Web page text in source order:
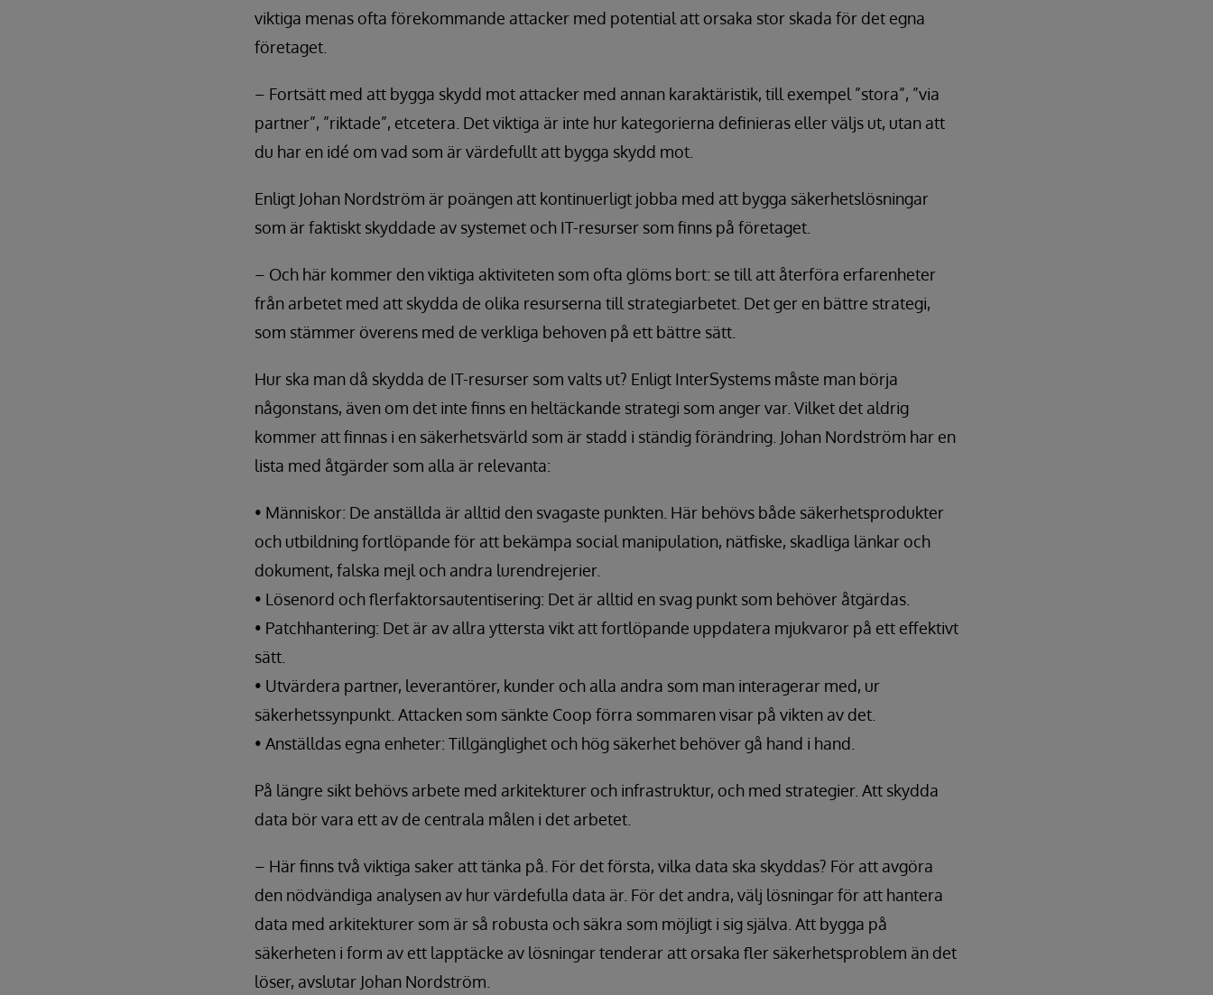
viktiga menas ofta förekommande attacker med potential att orsaka stor skada för det egna
företaget.
– Fortsätt med att bygga skydd mot attacker med annan karaktäristik, till exempel ”stora”, ”via
partner”, ”riktade”, etcetera. Det viktiga är inte hur kategorierna definieras eller väljs ut, utan att
du har en idé om vad som är värdefullt att bygga skydd mot.
Enligt Johan Nordström är poängen att kontinuerligt jobba med att bygga säkerhetslösningar
som är faktiskt skyddade av systemet och IT-resurser som finns på företaget.
– Och här kommer den viktiga aktiviteten som ofta glöms bort: se till att återföra erfarenheter
från arbetet med att skydda de olika resurserna till strategiarbetet. Det ger en bättre strategi,
som stämmer överens med de verkliga behoven på ett bättre sätt.
Hur ska man då skydda de IT-resurser som valts ut? Enligt InterSystems måste man börja
någonstans, även om det inte finns en heltäckande strategi som anger var. Vilket det aldrig
kommer att finnas i en säkerhetsvärld som är stadd i ständig förändring. Johan Nordström har en
lista med åtgärder som alla är relevanta:
• Människor: De anställda är alltid den svagaste punkten. Här behövs både säkerhetsprodukter
och utbildning fortlöpande för att bekämpa social manipulation, nätfiske, skadliga länkar och
dokument, falska mejl och andra lurendrejerier.
• Lösenord och flerfaktorsautentisering: Det är alltid en svag punkt som behöver åtgärdas.
• Patchhantering: Det är av allra yttersta vikt att fortlöpande uppdatera mjukvaror på ett effektivt
sätt.
• Utvärdera partner, leverantörer, kunder och alla andra som man interagerar med, ur
säkerhetssynpunkt. Attacken som sänkte Coop förra sommaren visar på vikten av det.
• Anställdas egna enheter: Tillgänglighet och hög säkerhet behöver gå hand i hand.
På längre sikt behövs arbete med arkitekturer och infrastruktur, och med strategier. Att skydda
data bör vara ett av de centrala målen i det arbetet.
– Här finns två viktiga saker att tänka på. För det första, vilka data ska skyddas? För att avgöra
den nödvändiga analysen av hur värdefulla data är. För det andra, välj lösningar för att hantera
data med arkitekturer som är så robusta och säkra som möjligt i sig själva. Att bygga på
säkerheten i form av ett lapptäcke av lösningar tenderar att orsaka fler säkerhetsproblem än det
löser, avslutar Johan Nordström.